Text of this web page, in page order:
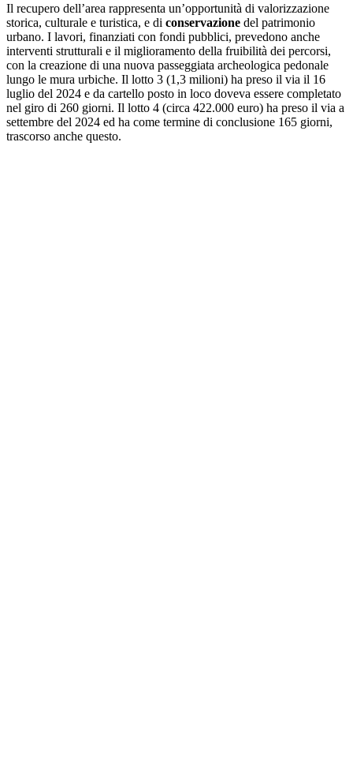
Il recupero dell’area rappresenta un’opportunità di valorizzazione
storica, culturale e turistica, e di conservazione del patrimonio
urbano. I lavori, finanziati con fondi pubblici, prevedono anche
interventi strutturali e il miglioramento della fruibilità dei percorsi,
con la creazione di una nuova passeggiata archeologica pedonale
lungo le mura urbiche. Il lotto 3 (1,3 milioni) ha preso il via il 16
luglio del 2024 e da cartello posto in loco doveva essere completato
nel giro di 260 giorni. Il lotto 4 (circa 422.000 euro) ha preso il via a
settembre del 2024 ed ha come termine di conclusione 165 giorni,
trascorso anche questo.